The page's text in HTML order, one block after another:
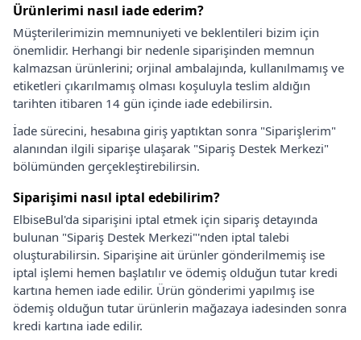
Ürünlerimi nasıl iade ederim?
Müşterilerimizin memnuniyeti ve beklentileri bizim için
önemlidir. Herhangi bir nedenle siparişinden memnun
kalmazsan ürünlerini; orjinal ambalajında, kullanılmamış ve
etiketleri çıkarılmamış olması koşuluyla teslim aldığın
tarihten itibaren 14 gün içinde iade edebilirsin.
İade sürecini, hesabına giriş yaptıktan sonra "Siparişlerim"
alanından ilgili siparişe ulaşarak "Sipariş Destek Merkezi"
bölümünden gerçekleştirebilirsin.
Siparişimi nasıl iptal edebilirim?
ElbiseBul'da siparişini iptal etmek için sipariş detayında
bulunan "Sipariş Destek Merkezi"'nden iptal talebi
oluşturabilirsin. Siparişine ait ürünler gönderilmemiş ise
iptal işlemi hemen başlatılır ve ödemiş olduğun tutar kredi
kartına hemen iade edilir. Ürün gönderimi yapılmış ise
ödemiş olduğun tutar ürünlerin mağazaya iadesinden sonra
kredi kartına iade edilir.